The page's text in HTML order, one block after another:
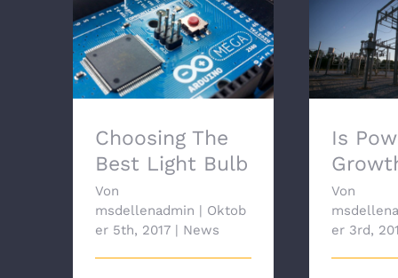
Choosing The Best
Light Bulb
Choosing The
Best Light Bulb
Von
msdellenadmin
Oktob
er 5th, 2017
News
Is Power
Is
Von
er 3rd,